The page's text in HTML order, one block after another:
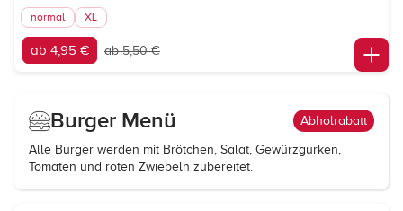
normal XL
ab 4,95 € ab 5,50 €
Burger Menü Abholrabatt
Alle Burger werden mit Brötchen, Salat, Gewürzgurken,
Tomaten und roten Zwiebeln zubereitet.